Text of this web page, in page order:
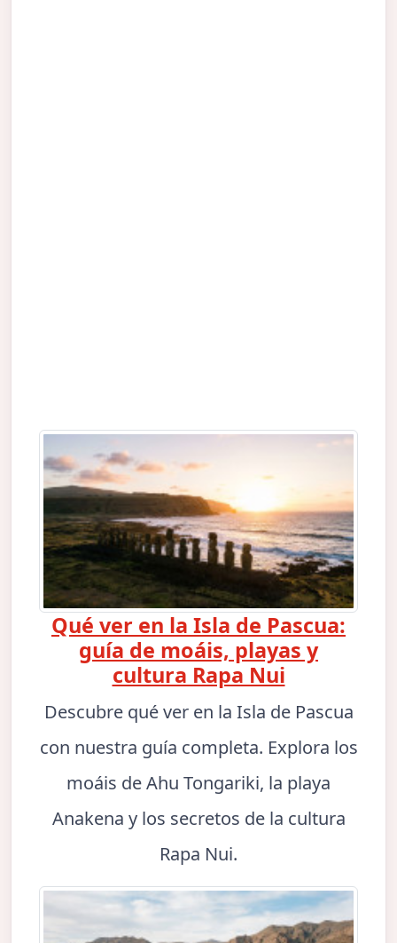
Qué ver en la Isla de Pascua:
guía de moáis, playas y
cultura Rapa Nui
Descubre qué ver en la Isla de Pascua
con nuestra guía completa. Explora los
moáis de Ahu Tongariki, la playa
Anakena y los secretos de la cultura
Rapa Nui.